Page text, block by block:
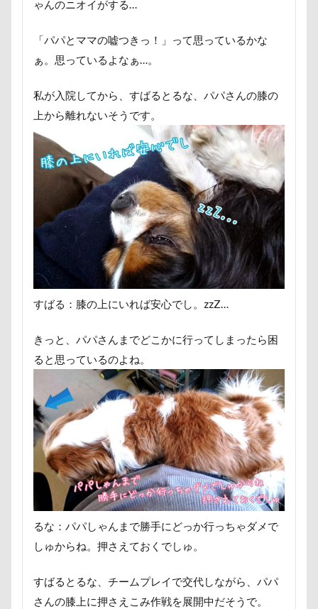
ゃんのニオイがする…
「パパとママの嘘つきっ！」って思っているかな
ぁ。思っているよなぁ…。
私が入院してから、すばるとるな、パパさんの膝の
上から離れないそうです。
すばる：膝の上にいれば安心でし。zzZ…
きっと、パパさんまでどこかに行ってしまったら困
ると思っているのよね。
るな：パパしゃんまで勝手にどっか行っちゃダメで
しゅからね。押さえておくでしゅ。
すばるとるな、チームプレイで交代しながら、パパ
さんの膝上に押さえこみ作戦を展開中だそうで。
ヘンリーくん ヘソ天
プレアデス星団
ププくん
プイネちゃん
ブロンズ像
マリンくん
マリーちゃん
ルチアちゃん
レインコート
レイクウッズガーデンひめはるの里
レイちゃん
ルークくん
ルビーちゃん
ルビーくん
ルビー
ルナちゃん ルナくん
ルイちゃん
レオくん
ルイくん リーフくん
リード
リース
リリィーちゃん
リラちゃん
リュウくん
リビング
リディちゃん
レインドッグス
レオナルドくん
ロールクッション
ロープウェイ
ロープ
ローズガーデン
ローアングル撮影
ロンくん
ロッテちゃん
レオンくん
ロッヂ花月園
ロックハート城
ロックオン
ロゴ
ロウバイ園 ロウバイ
ロイちゃん
レヴォーグ
レディくん
レジーナ
リッチェル
リクくん
マロンちゃん
ムムちゃん
モコちゃｎ
モコちゃん
モカちゃん
モカくん
メンテナンス
メレンゲの気持ち
メルちゃん
メリーゴーラウンド
メイフェアちゃん
ムサシくん
モナちゃん
ミレーちゃん